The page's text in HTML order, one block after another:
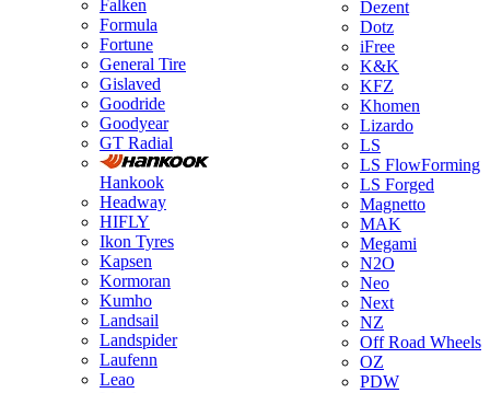
Falken
Formula
Fortune
General Tire
Gislaved
Goodride
Goodyear
GT Radial
Hankook
Headway
HIFLY
Ikon Tyres
Kapsen
Kormoran
Kumho
Landsail
Landspider
Laufenn
Leao
Dezent
Dotz
iFree
K&K
KFZ
Khomen
Lizardo
LS
LS FlowForming
LS Forged
Magnetto
MAK
Megami
N2O
Neo
Next
NZ
Off Road Wheels
OZ
PDW